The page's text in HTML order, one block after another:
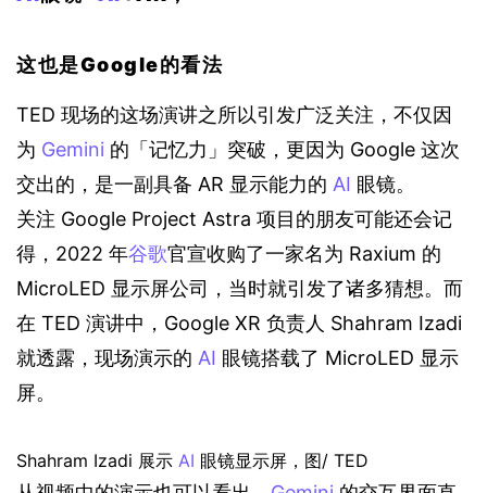
这也是Google的看法
TED 现场的这场演讲之所以引发广泛关注，不仅因
为 Gemini 的「记忆力」突破，更因为 Google 这次
交出的，是一副具备 AR 显示能力的 AI 眼镜。
关注 Google Project Astra 项目的朋友可能还会记
得，2022 年谷歌官宣收购了一家名为 Raxium 的
MicroLED 显示屏公司，当时就引发了诸多猜想。而
在 TED 演讲中，Google XR 负责人 Shahram Izadi
就透露，现场演示的 AI 眼镜搭载了 MicroLED 显示
屏。
Shahram Izadi 展示 AI 眼镜显示屏，图/ TED